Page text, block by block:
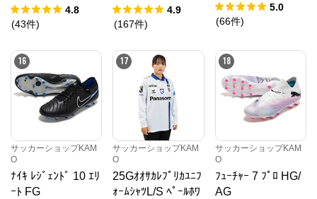
ロ EH
4.8
(43件)
ｫｰﾑ
4.9
(167件)
5.0
(66件)
16
サッカーショップKAM
O
ﾅｲｷ ﾚｼﾞｪﾝﾄﾞ 10 ｴﾘ
ｰﾄ FG
17
サッカーショップKAM
O
25Gｵｵｻｶﾚﾌﾟﾘｶﾕﾆﾌ
ｫｰﾑｼｬﾂL/S ﾍﾟｰﾙﾎﾜ
18
サッカーショップKAM
O
ﾌｭｰﾁｬｰ 7 ﾌﾟﾛ HG/
AG